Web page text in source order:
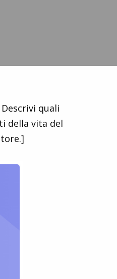
quali
della vita del